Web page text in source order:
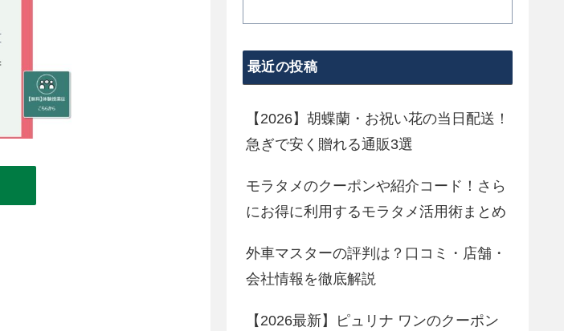
最近の投稿
【2026】胡蝶蘭・お祝い花の当日配送！
急ぎで安く贈れる通販3選
モラタメのクーポンや紹介コード！さら
にお得に利用するモラタメ活用術まとめ
外車マスターの評判は？口コミ・店舗・
会社情報を徹底解説
【2026最新】ピュリナ ワンのクーポン